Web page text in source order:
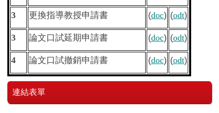
3 更換指導教授申請書 (doc) (odt)
3 論文口試延期申請書 (doc) (odt)
4 論文口試撤銷申請書 (doc) (odt)
連結表單